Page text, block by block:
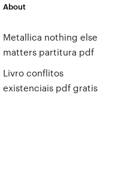
About
Metallica nothing else
matters partitura pdf
Livro conflitos
existenciais pdf gratis